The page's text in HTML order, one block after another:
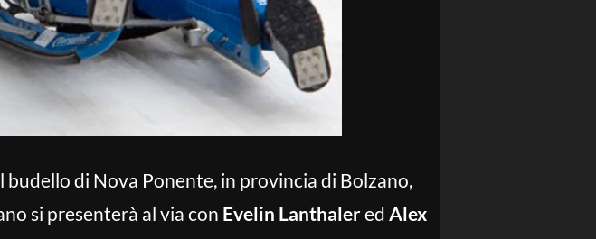
di Nova Ponente, in provincia di Bolzano,
si presenterà al via con Evelin Lanthalered Alex